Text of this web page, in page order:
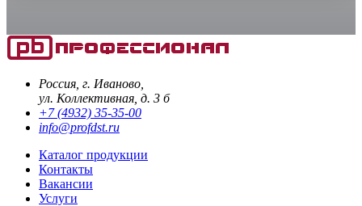
Россия, г. Иваново,
ул. Коллективная, д. 3 б
+7 (4932) 35-35-00
info@profdst.ru
Каталог продукции
Контакты
Вакансии
Услуги